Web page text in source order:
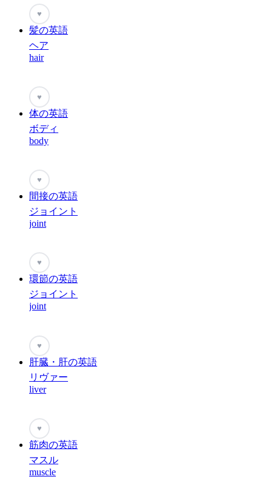
♥
髪の英語
ヘア
hair
♥
体の英語
ボディ
body
♥
間接の英語
ジョイント
joint
♥
環節の英語
ジョイント
joint
♥
肝臓・肝の英語
リヴァー
liver
♥
筋肉の英語
マスル
muscle